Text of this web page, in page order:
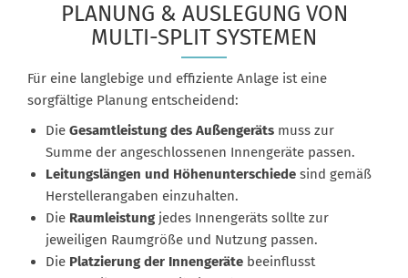
PLANUNG & AUSLEGUNG VON
MULTI-SPLIT SYSTEMEN
Für eine langlebige und effiziente Anlage ist eine
sorgfältige Planung entscheidend:
Die Gesamtleistung des Außengeräts muss zur
Summe der angeschlossenen Innengeräte passen.
Leitungslängen und Höhenunterschiede sind gemäß
Herstellerangaben einzuhalten.
Die Raumleistung jedes Innengeräts sollte zur
jeweiligen Raumgröße und Nutzung passen.
Die Platzierung der Innengeräte beeinflusst